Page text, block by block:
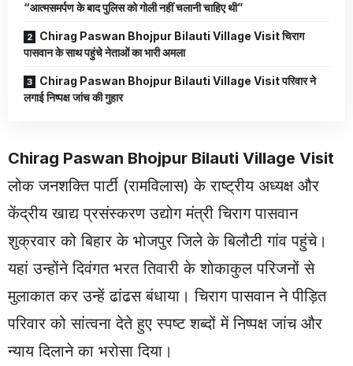
“आत्मसमर्पण के बाद पुलिस को गोली नहीं चलानी चाहिए थी”
Chirag Paswan Bhojpur Bilauti Village Visit चिराग
पासवान के साथ पहुंचे नेताओं का भारी अमला
Chirag Paswan Bhojpur Bilauti Village Visit परिवार ने
लगाई निष्पक्ष जांच की गुहार
Chirag Paswan Bhojpur Bilauti Village Visit
लोक जनशक्ति पार्टी (रामविलास) के राष्ट्रीय अध्यक्ष और
केंद्रीय खाद्य प्रसंस्करण उद्योग मंत्री चिराग पासवान
शुक्रवार को बिहार के भोजपुर जिले के बिलौटी गांव पहुंचे।
यहां उन्होंने दिवंगत भरत तिवारी के शोकाकुल परिजनों से
मुलाकात कर उन्हें ढांढस बंधाया। चिराग पासवान ने पीड़ित
परिवार को सांत्वना देते हुए स्पष्ट शब्दों में निष्पक्ष जांच और
न्याय दिलाने का भरोसा दिया।